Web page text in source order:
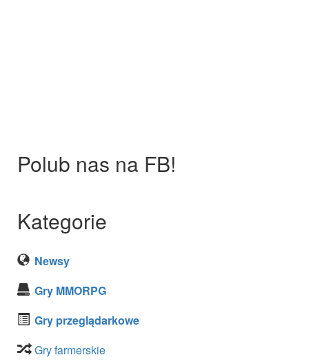
Polub nas na FB!
Kategorie
Newsy
Gry MMORPG
Gry przeglądarkowe
Gry farmerskie